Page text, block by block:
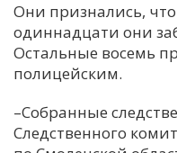
Они признались,
одиннадцати они
Остальные восемь
полицейским.
–Собранные
Следственного